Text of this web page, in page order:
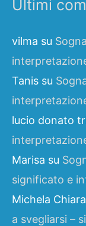
Ultimi
vilma su
Tanis su
lucio donato
Marisa su
significato e
Michela
a svegliarsi –